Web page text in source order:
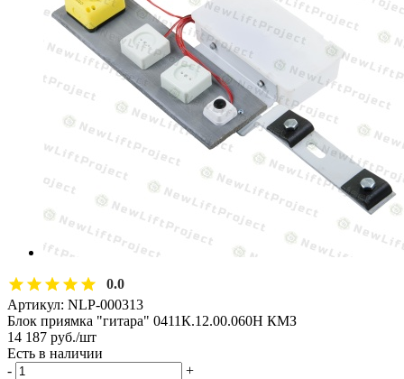
0.0
Артикул: NLP-000313
Блок приямка "гитара" 0411К.12.00.060Н КМЗ
14 187 руб./шт
Есть в наличии
-
+